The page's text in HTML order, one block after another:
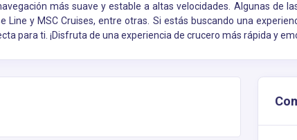
más suave y estable a altas velocidades. Algunas de
y MSC Cruises, entre otras. Si estás buscando una
para ti. ¡Disfruta de una experiencia de crucero más rápida y